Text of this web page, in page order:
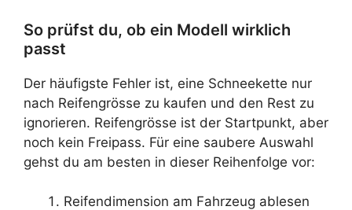
So prüfst du, ob ein Modell wirklich
passt
Der häufigste Fehler ist, eine Schneekette nur
nach Reifengrösse zu kaufen und den Rest zu
ignorieren. Reifengrösse ist der Startpunkt, aber
noch kein Freipass. Für eine saubere Auswahl
gehst du am besten in dieser Reihenfolge vor:
Reifendimension am Fahrzeug ablesen